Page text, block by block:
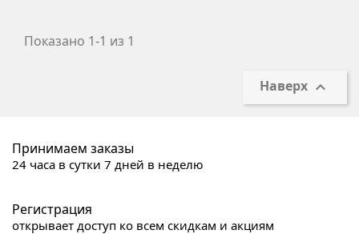
Показано 1-1 из 1
Наверх 
Принимаем заказы
24 часа в сутки 7 дней в неделю
Регистрация
открывает доступ ко всем скидкам и акциям